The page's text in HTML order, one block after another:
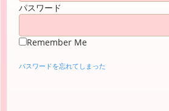
パスワード
Remember Me
パスワードを忘れてしまった